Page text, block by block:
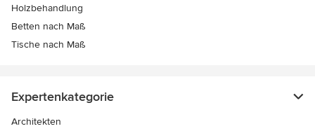
Holzbehandlung
Betten nach Maß
Tische nach Maß
Expertenkategorie
Architekten